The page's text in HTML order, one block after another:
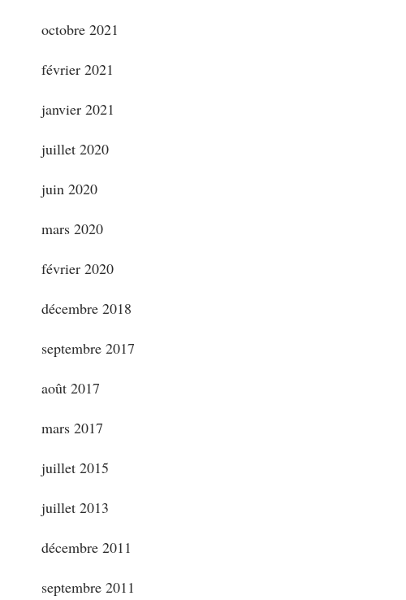
octobre 2021
février 2021
janvier 2021
juillet 2020
juin 2020
mars 2020
février 2020
décembre 2018
septembre 2017
août 2017
mars 2017
juillet 2015
juillet 2013
décembre 2011
septembre 2011